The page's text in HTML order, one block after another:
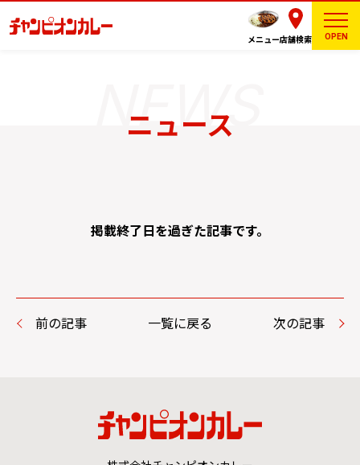
メニュー店舗検索 OPEN
ニュース
掲載終了日を過ぎた記事です。
前の記事 一覧に戻る 次の記事